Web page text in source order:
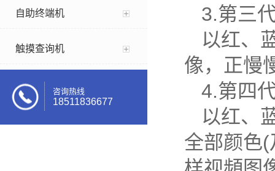
自助终端机
触摸查询机
咨询热线
18511836677
3.第三
以红、
像，正慢
4.第四
以红、
全部颜色